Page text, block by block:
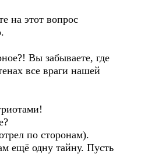
на этот вопрос
Вы забываете, где
все враги нашей
по сторонам).
ещё одну тайну. Пусть